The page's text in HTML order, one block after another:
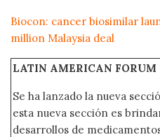
Biocon: cancer biosimilar
million Malaysia deal
LATIN AMERICAN FORUM
Se ha lanzado la nueva
esta nueva sección es
desarrollos de